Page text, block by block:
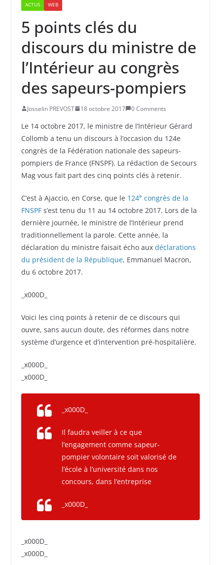
ACTUS WEB
5 points clés du
discours du ministre de
l’Intérieur au congrès
des sapeurs-pompiers
Josselin PREVOST 18 octobre 2017 0 Comments
Le 14 octobre 2017, le ministre de l’Intérieur Gérard
Collomb a tenu un discours à l’occasion du 124e
congrès de la Fédération nationale des sapeurs-
pompiers de France (FNSPF). La rédaction de Secours
Mag vous fait part des cinq points clés à retenir.
C’est à Ajaccio, en Corse, que le 124e congrès de la
FNSPFs’est tenu du 11 au 14 octobre 2017. Lors de la
dernière journée, le ministre de l’Intérieur prend
traditionnellement la parole. Cette année, la
déclaration du ministre faisait écho aux déclarations
du président de la République, Emmanuel Macron,
du 6 octobre 2017.
_x000D_
Voici les cinq points à retenir de ce discours qui
ouvre, sans aucun doute, des réformes dans notre
système d’urgence et d’intervention pré-hospitalière.
_x000D_
_x000D_
_x000D_
Il faudra veiller à ce que
l’engagement comme sapeur-
pompier volontaire soit valorisé de
l’école à l’université dans nos
concours, dans l’entreprise
_x000D_
_x000D_
_x000D_